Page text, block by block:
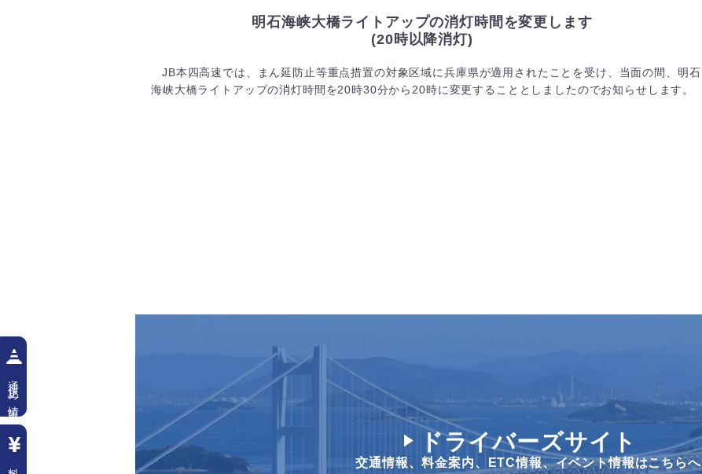
明石海峡大橋ライトアップの消灯時間を変更します
(20時以降消灯)
JB本四高速では、まん延防止等重点措置の対象区域に兵庫県が適用されたことを受け、当面の間、明石
海峡大橋ライトアップの消灯時間を20時30分から20時に変更することとしましたのでお知らせします。
ドライバーズサイト
交通情報、料金案内、 ETC情報、イベント情報はこちらへ
通行止め情報
料金検索